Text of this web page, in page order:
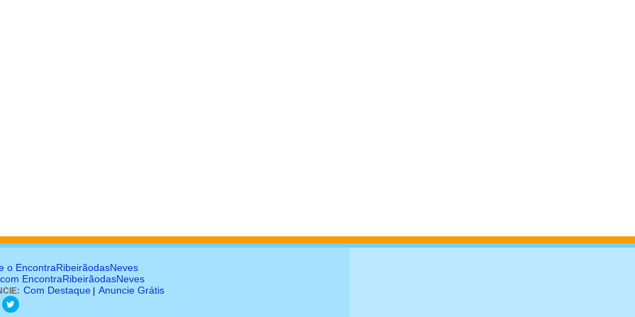
o EncontraRibeirãodasNeves
EncontraRibeirãodasNeves
Com Destaque Anuncie Grátis